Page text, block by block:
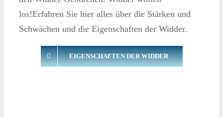
los!Erfahren Sie hier alles über die Stärken und
Schwächen und die Eigenschaften der Widder.
EIGENSCHAFTEN DER WIDDER